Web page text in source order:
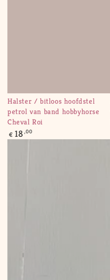
Halster / bitloos hoofdstel
petrol van band hobbyhorse
Cheval Roi
Regular
price
€ 18 ,00